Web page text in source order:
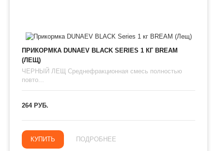
ПРИКОРМКА DUNAEV BLACK SERIES 1 КГ BREAM
(ЛЕЩ)
ЧЕРНЫЙ ЛЕЩ Среднефракционная смесь полностью
повто...
264 РУБ.
КУПИТЬ ПОДРОБНЕЕ